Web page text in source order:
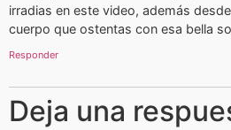
irradias en este video, además
cuerpo que ostentas con esa bella
Responder
Deja una